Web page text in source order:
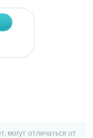
могут отличаться от